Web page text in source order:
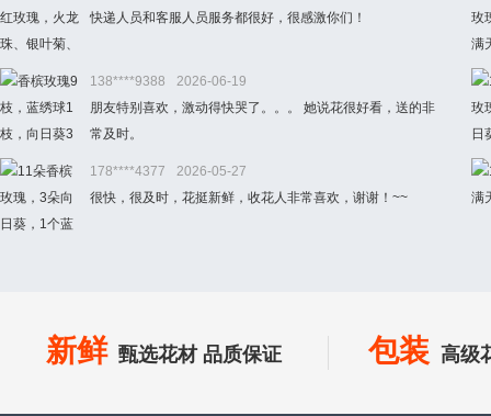
快递人员和客服人员服务都很好，很感激你们！
138****9388
2026-06-19
朋友特别喜欢，激动得快哭了。。。 她说花很好看，送的非
常及时。
178****4377
2026-05-27
很快，很及时，花挺新鲜，收花人非常喜欢，谢谢！~~
新鲜 甄选花材 品质保证 包装 高级